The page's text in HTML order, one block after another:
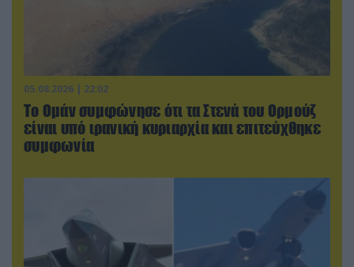
05.08.2026 | 22:02
Το Ομάν συμφώνησε ότι τα Στενά του Ορμούζ
είναι υπό ιρανική κυριαρχία και επιτεύχθηκε
συμφωνία